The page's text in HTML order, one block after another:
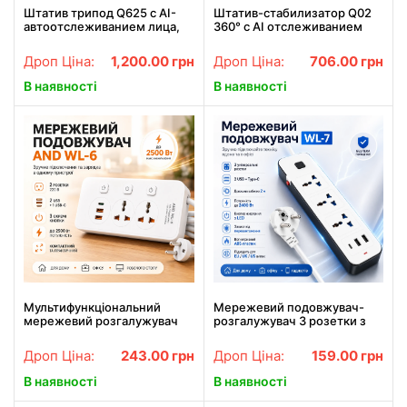
Штатив трипод Q625 с AI-
автоотслеживанием лица,
Дроп Ціна: 1,200.00 грн
В наявності
Штатив-стабилизатор Q02
360° с AI отслеживанием
смартфона, экшн камеры
Управление жестами
Дроп Ціна: 706.00 грн
В наявності
Мультифункціональний
мережевий розгалужувач
техніки
Дроп Ціна: 243.00 грн
В наявності
Мережевий подовжувач-
розгалужувач 3 розетки з
/ Подовжувач з USB
портами / Мережевий
фільтр
Дроп Ціна: 159.00 грн
В наявності